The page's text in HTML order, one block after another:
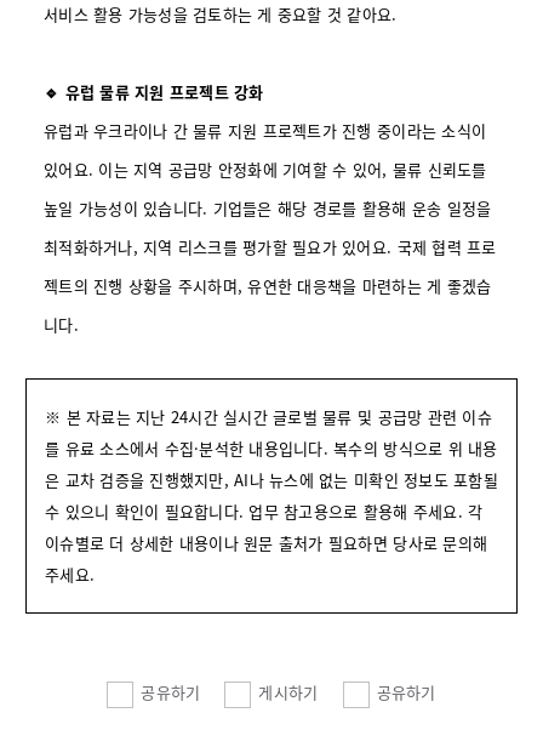
서비스 활용 가능성을 검토하는 게 중요할 것 같아요.
🔹 유럽 물류 지원 프로젝트 강화
유럽과 우크라이나 간 물류 지원 프로젝트가 진행 중이라는 소식이
있어요. 이는 지역 공급망 안정화에 기여할 수 있어, 물류 신뢰도를
높일 가능성이 있습니다. 기업들은 해당 경로를 활용해 운송 일정을
최적화하거나, 지역 리스크를 평가할 필요가 있어요. 국제 협력 프로
젝트의 진행 상황을 주시하며, 유연한 대응책을 마련하는 게 좋겠습
니다.
※ 본 자료는 지난 24시간 실시간 글로벌 물류 및 공급망 관련 이슈
를 유료 소스에서 수집·분석한 내용입니다. 복수의 방식으로 위 내용
은 교차 검증을 진행했지만, AI나 뉴스에 없는 미확인 정보도 포함될
수 있으니 확인이 필요합니다. 업무 참고용으로 활용해 주세요. 각
이슈별로 더 상세한 내용이나 원문 출처가 필요하면 당사로 문의해
주세요.
공유하기 게시하기 공유하기